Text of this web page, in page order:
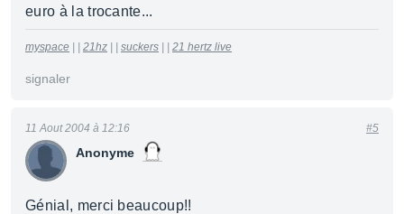
euro à la trocante...
myspace 21hz suckers 21 hertz live
signaler
Anonyme
11 Aout 2004 à 12:16 #5
Génial, merci beaucoup!!